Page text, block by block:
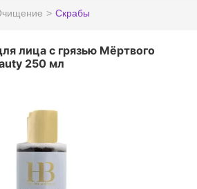
Скрабы
лица с грязью Mёртвого
250 мл